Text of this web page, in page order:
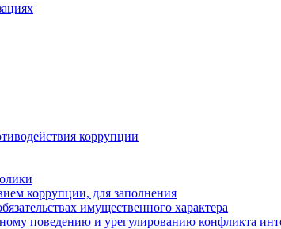
коррупции
коррупции, для заполнения
имущественного характера
поведению и урегулированию конфликта